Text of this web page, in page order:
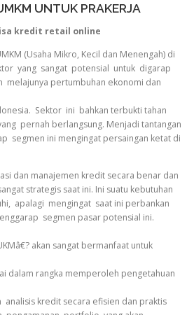
UNTUK PRAKERJA
kredit retail online
(Usaha Mikro, Kecil dan Menengah) di
yang sangat potensial untuk digarap
pertumbuhan ekonomi dan
Sektor ini bahkan terbukti tahan
pernah berlangsung. Menjadi tantangan
segmen ini mengingat persaingan ketat di
dan manajemen kredit secara benar dan
strategis saat ini. Ini suatu kebutuhan
apalagi mengingat saat ini perbankan
segmen pasar potensial ini.
akan sangat bermanfaat untuk
dalam rangka memperoleh pengetahuan
kredit secara efisien dan praktis